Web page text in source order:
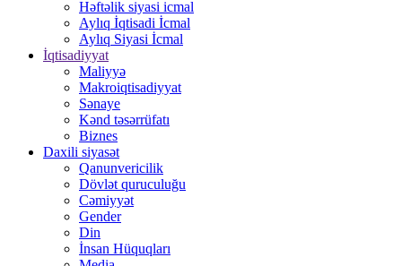
Həftəlik siyasi icmal
Aylıq İqtisadi İcmal
Aylıq Siyasi İcmal
İqtisadiyyat
Maliyyə
Makroiqtisadiyyat
Sənaye
Kənd təsərrüfatı
Biznes
Daxili siyasət
Qanunvericilik
Dövlət quruculuğu
Cəmiyyət
Gender
Din
İnsan Hüquqları